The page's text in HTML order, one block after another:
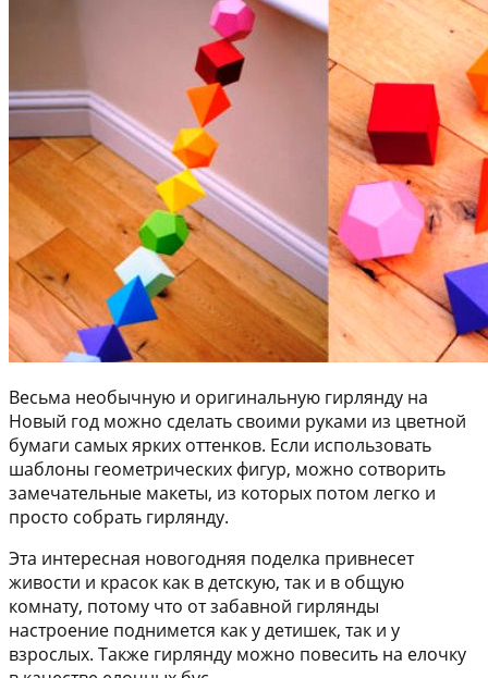
Весьма необычную и оригинальную гирлянду на
Новый год можно сделать своими руками из цветной
бумаги самых ярких оттенков. Если использовать
шаблоны геометрических фигур, можно сотворить
замечательные макеты, из которых потом легко и
просто собрать гирлянду.
Эта интересная новогодняя поделка привнесет
живости и красок как в детскую, так и в общую
комнату, потому что от забавной гирлянды
настроение поднимется как у детишек, так и у
взрослых. Также гирлянду можно повесить на елочку